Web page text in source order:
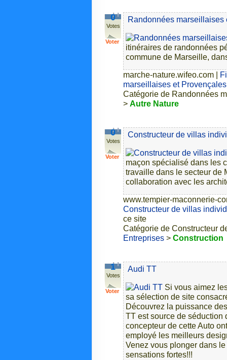
0
Votes
Voter
Randonnées marseillaises
itinéraires de randonnées
commune de Marseille,
marche-nature.wifeo.com
marseillaises et Provençales
Catégorie de Randonnées
> Autre Nature
0
Votes
Voter
Constructeur de villas
maçon spécialisé dans les
travaille dans le secteur de
collaboration avec les
www.tempier-maconnerie-
Constructeur de villas
ce site
Catégorie de Constructeur
Entreprises > Construction
1
Votes
Voter
Audi TT
Si vous aimez
sa sélection de site
Découvrez la puissance
TT est source de séduction
concepteur de cette Auto
employé les meilleurs
Venez vous plonger dans
sensations fortes!!!